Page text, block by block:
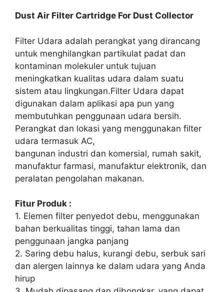
Dust Air Filter Cartridge For Dust Collector
Filter Udara adalah perangkat yang dirancang
untuk menghilangkan partikulat padat dan
kontaminan molekuler untuk tujuan
meningkatkan kualitas udara dalam suatu
sistem atau lingkungan.Filter Udara dapat
digunakan dalam aplikasi apa pun yang
membutuhkan penggunaan udara bersih.
Perangkat dan lokasi yang menggunakan filter
udara termasuk AC,
bangunan industri dan komersial, rumah sakit,
manufaktur farmasi, manufaktur elektronik, dan
peralatan pengolahan makanan.
Fitur Produk :
1. Elemen filter penyedot debu, menggunakan
bahan berkualitas tinggi, tahan lama dan
penggunaan jangka panjang
2. Saring debu halus, kurangi debu, serbuk sari
dan alergen lainnya ke dalam udara yang Anda
hirup